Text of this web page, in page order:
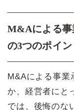
M&Aによる事
の3つのポイン
M&Aによる事業
か、経営者にと
では、後悔のな